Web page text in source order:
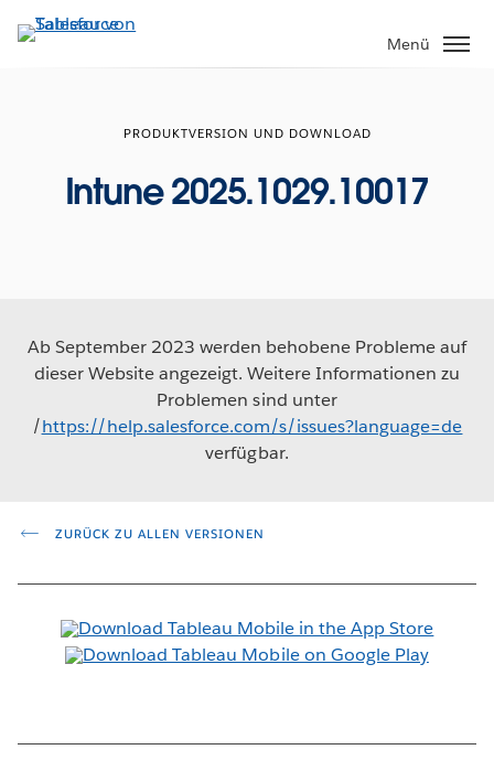
Direkt
zum
Menü
PRODUKTVERSION UND DOWNLOAD
Intune 2025.1029.10017
Ab September 2023 werden behobene Probleme auf
dieser Website angezeigt. Weitere Informationen zu
Problemen sind unter
/https://help.salesforce.com/s/issues?language=de
verfügbar.
ZURÜCK ZU ALLEN VERSIONEN